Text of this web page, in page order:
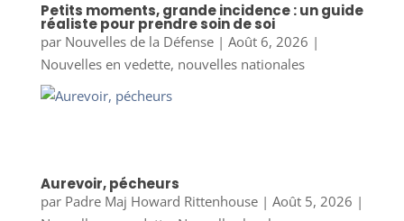
Petits moments, grande incidence : un guide
réaliste pour prendre soin de soi
par Nouvelles de la Défense| Août 6, 2026 |
Nouvelles en vedette, nouvelles nationales
Aurevoir, pécheurs
par Padre Maj Howard Rittenhouse| Août 5, 2026 |